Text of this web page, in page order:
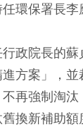
環保署長李
政院長的
方案」，
再強制淘
換新補助額